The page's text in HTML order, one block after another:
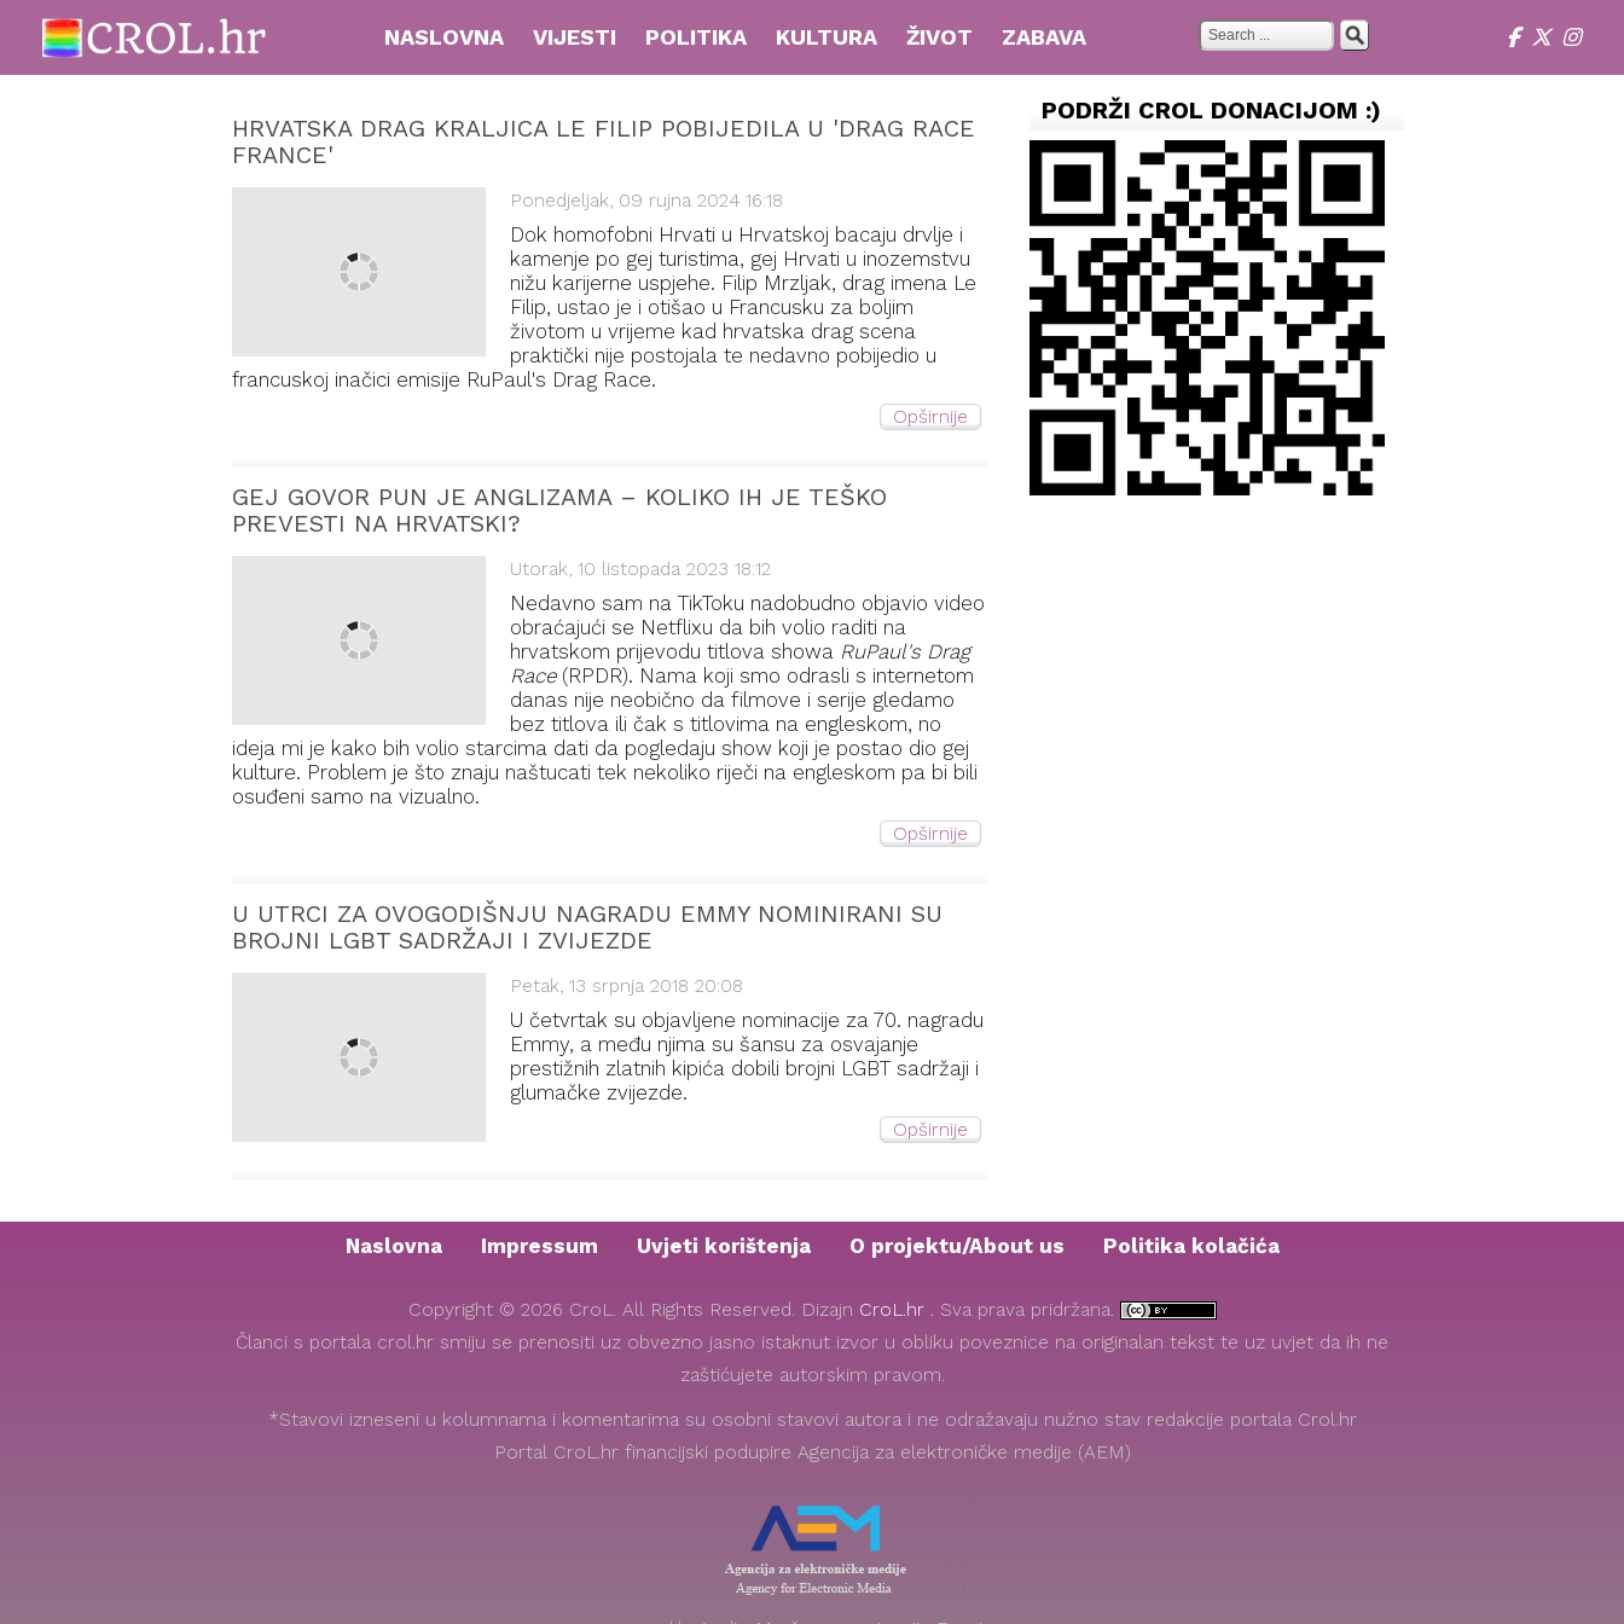
NASLOVNA VIJESTI POLITIKA KULTURA ŽIVOT ZABAVA
HRVATSKA DRAG KRALJICA LE FILIP POBIJEDILA U 'DRAG RACE
FRANCE'
Ponedjeljak, 09 rujna 2024 16:18
Dok homofobni Hrvati u Hrvatskoj bacaju drvlje i
kamenje po gej turistima, gej Hrvati u inozemstvu
nižu karijerne uspjehe. Filip Mrzljak, drag imena Le
Filip, ustao je i otišao u Francusku za boljim
životom u vrijeme kad hrvatska drag scena
praktički nije postojala te nedavno pobijedio u
francuskoj inačici emisije RuPaul's Drag Race.
Opširnije
GEJ GOVOR PUN JE ANGLIZAMA – KOLIKO IH JE TEŠKO
PREVESTI NA HRVATSKI?
Utorak, 10 listopada 2023 18:12
Nedavno sam na TikToku nadobudno objavio video
obraćajući se Netflixu da bih volio raditi na
hrvatskom prijevodu titlova showa RuPaul's Drag
Race(RPDR). Nama koji smo odrasli s internetom
danas nije neobično da filmove i serije gledamo
bez titlova ili čak s titlovima na engleskom, no
ideja mi je kako bih volio starcima dati da pogledaju show koji je postao dio gej
kulture. Problem je što znaju naštucati tek nekoliko riječi na engleskom pa bi bili
osuđeni samo na vizualno.
Opširnije
U UTRCI ZA OVOGODIŠNJU NAGRADU EMMY NOMINIRANI SU
BROJNI LGBT SADRŽAJI I ZVIJEZDE
Petak, 13 srpnja 2018 20:08
U četvrtak su objavljene nominacije za 70. nagradu
Emmy, a među njima su šansu za osvajanje
prestižnih zlatnih kipića dobili brojni LGBT sadržaji i
glumačke zvijezde.
Opširnije
PODRŽI CROL DONACIJOM :)
Naslovna Impressum Uvjeti korištenja O projektu/About us Politika kolačića
Copyright © 2026 CroL. All Rights Reserved. Dizajn CroL.hr . Sva prava pridržana.
Članci s portala crol.hr smiju se prenositi uz obvezno jasno istaknut izvor u obliku poveznice na originalan tekst te uz uvjet da ih ne
zaštićujete autorskim pravom.
*Stavovi izneseni u kolumnama i komentarima su osobni stavovi autora i ne odražavaju nužno stav redakcije portala Crol.hr
Portal CroL.hr financijski podupire Agencija za elektroničke medije (AEM)